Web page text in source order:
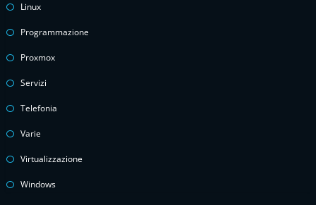
Linux
Programmazione
Proxmox
Servizi
Telefonia
Varie
Virtualizzazione
Windows